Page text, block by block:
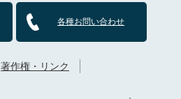
各種お問い合わせ
著作権・リンク